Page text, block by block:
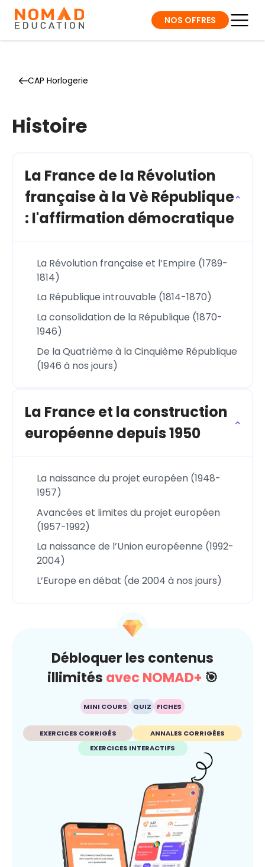
NOS OFFRES
CAP Horlogerie
Histoire
La France de la Révolution
française à la Vè République
: l'affirmation démocratique
La Révolution française et l’Empire (1789-
1814)
La République introuvable (1814-1870)
La consolidation de la République (1870-
1946)
De la Quatrième à la Cinquième République
(1946 à nos jours)
La France et la construction
européenne depuis 1950
La naissance du projet européen (1948-
1957)
Avancées et limites du projet européen
(1957-1992)
La naissance de l’Union européenne (1992-
2004)
L’Europe en débat (de 2004 à nos jours)
Débloquer les contenus
illimités avec NOMAD+ 🎯
MINI COURS QUIZ FICHES
EXERCICES CORRIGÉS
ANNALES CORRIGÉES
EXERCICES INTERACTIFS